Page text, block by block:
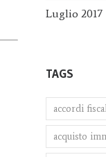
Luglio 2017
TAGS
accordi
acquisto